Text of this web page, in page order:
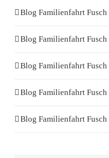
Blog Familienfahrt Fusch
Blog Familienfahrt Fusch
Blog Familienfahrt Fusch
Blog Familienfahrt Fusch
Blog Familienfahrt Fusch